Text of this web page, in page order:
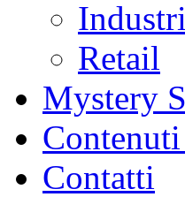
Retail
Mystery
Contatti